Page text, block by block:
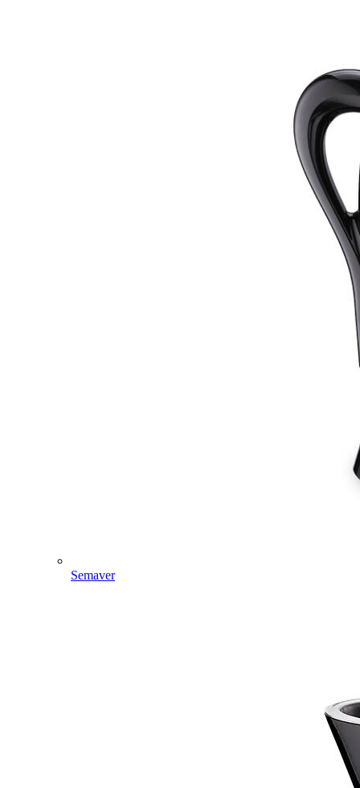
Semaver